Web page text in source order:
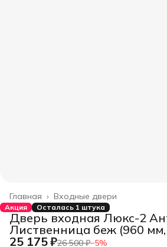
Входные двери
Главная ›
Акция Осталась 1 штука
Дверь входная Люкс-2
Лиственница беж (960
25 175 ₽26 500 ₽−5%